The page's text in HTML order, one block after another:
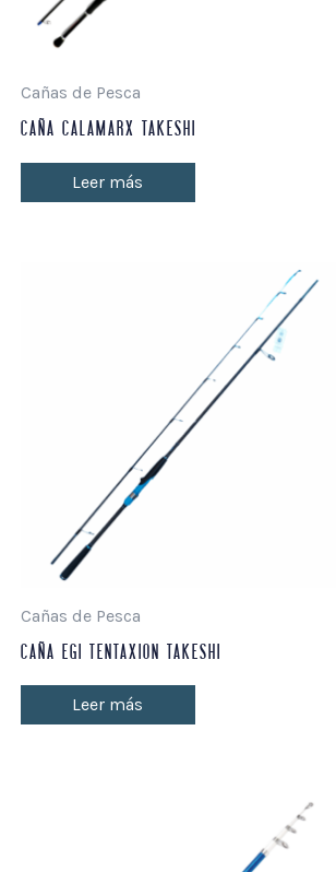
Cañas de Pesca
CAÑA CALAMARX TAKESHI
Leer más
Cañas de Pesca
CAÑA EGI TENTAXION TAKESHI
Leer más